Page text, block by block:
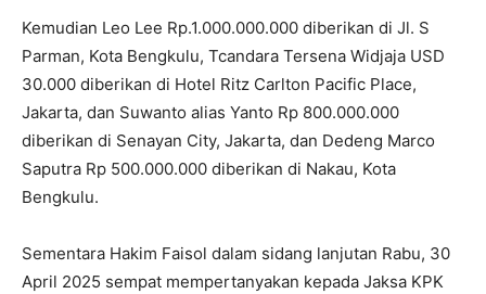
Kemudian Leo Lee Rp.1.000.000.000 diberikan di Jl. S
Parman, Kota Bengkulu, Tcandara Tersena Widjaja USD
30.000 diberikan di Hotel Ritz Carlton Pacific Place,
Jakarta, dan Suwanto alias Yanto Rp 800.000.000
diberikan di Senayan City, Jakarta, dan Dedeng Marco
Saputra Rp 500.000.000 diberikan di Nakau, Kota
Bengkulu.
‎Sementara Hakim Faisol dalam sidang lanjutan Rabu, 30
April 2025 sempat mempertanyakan kepada Jaksa KPK